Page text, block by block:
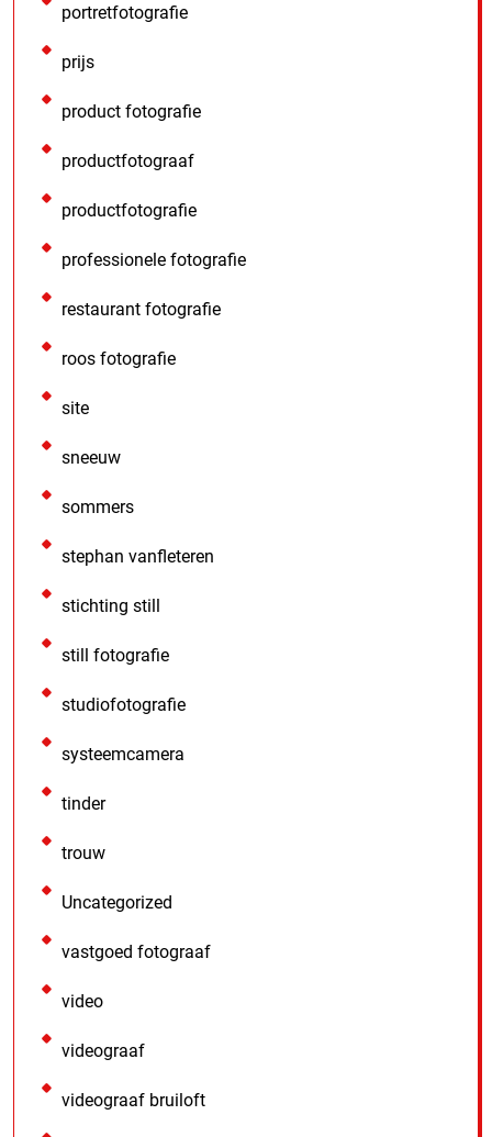
portretfotografie
prijs
product fotografie
productfotograaf
productfotografie
professionele fotografie
restaurant fotografie
roos fotografie
site
sneeuw
sommers
stephan vanfleteren
stichting still
still fotografie
studiofotografie
systeemcamera
tinder
trouw
Uncategorized
vastgoed fotograaf
video
videograaf
videograaf bruiloft